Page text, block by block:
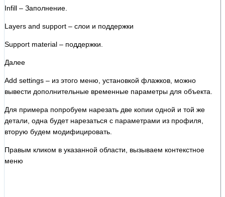
Infill – Заполнение.
Layers and support – слои и поддержки
Support material – поддержки.
Далее
Add settings – из этого меню, установкой флажков, можно
вывести дополнительные временные параметры для объекта.
Для примера попробуем нарезать две копии одной и той же
детали, одна будет нарезаться с параметрами из профиля,
вторую будем модифицировать.
Правым кликом в указанной области, вызываем контекстное
меню